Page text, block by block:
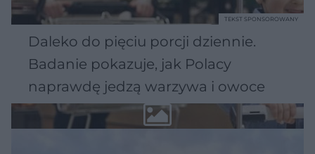
Daleko do pięciu porcji dziennie.
Badanie pokazuje, jak Polacy
naprawdę jedzą warzywa i owoce
TEKST SPONSOROWANY